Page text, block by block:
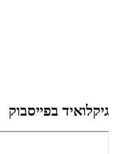
גיקלואיד בפייסבוק